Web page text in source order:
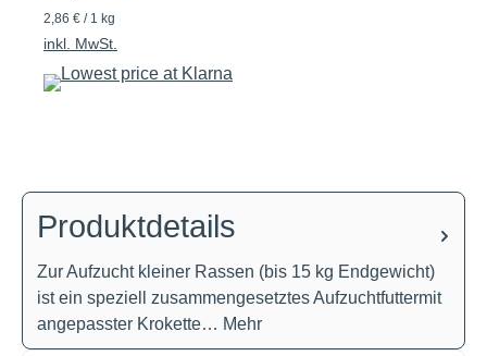
2,86 € / 1 kg
inkl. MwSt.
Produktdetails
Zur Aufzucht kleiner Rassen (bis 15 kg Endgewicht)
ist ein speziell zusammengesetztes Aufzuchtfuttermit
angepasster Krokette… Mehr